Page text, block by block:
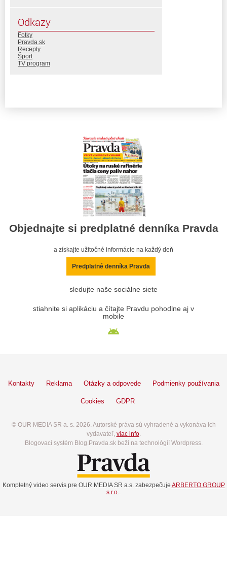
Odkazy
Fotky
Pravda.sk
Recepty
Šport
TV program
Objednajte si predplatné denníka Pravda
a získajte užitočné informácie na každý deň
Predplatné denníka Pravda
sledujte naše sociálne siete
stiahnite si aplikáciu a čítajte Pravdu pohodlne aj v
mobile
Kontakty Reklama Otázky a odpovede Podmienky používania
Cookies GDPR
© OUR MEDIA SR a. s. 2026. Autorské práva sú vyhradené a vykonáva ich
vydavateľ, viac info.
Blogovací systém Blog.Pravda.sk beží na technológií Wordpress.
Kompletný video servis pre OUR MEDIA SR a.s. zabezpečuje ARBERTO GROUP
s.r.o..